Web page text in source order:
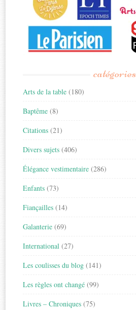
catégories
Arts de la table (180)
Baptême (8)
Citations (21)
Divers sujets (406)
Élégance vestimentaire (286)
Enfants (73)
Fiançailles (14)
Galanterie (69)
International (27)
Les coulisses du blog (141)
Les règles ont changé (99)
Livres – Chroniques (75)